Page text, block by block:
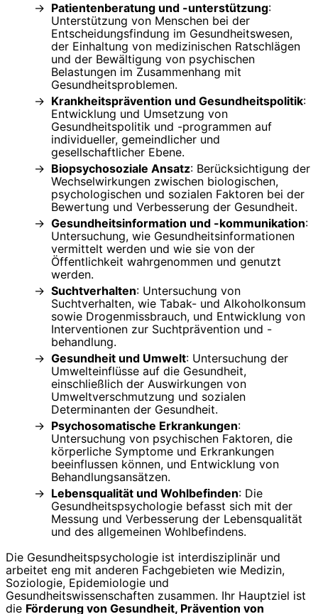
Patientenberatung und -unterstützung:
Unterstützung von Menschen bei der
Entscheidungsfindung im Gesundheitswesen,
der Einhaltung von medizinischen Ratschlägen
und der Bewältigung von psychischen
Belastungen im Zusammenhang mit
Gesundheitsproblemen.
Krankheitsprävention und Gesundheitspolitik:
Entwicklung und Umsetzung von
Gesundheitspolitik und -programmen auf
individueller, gemeindlicher und
gesellschaftlicher Ebene.
Biopsychosoziale Ansatz: Berücksichtigung der
Wechselwirkungen zwischen biologischen,
psychologischen und sozialen Faktoren bei der
Bewertung und Verbesserung der Gesundheit.
Gesundheitsinformation und -kommunikation:
Untersuchung, wie Gesundheitsinformationen
vermittelt werden und wie sie von der
Öffentlichkeit wahrgenommen und genutzt
werden.
Suchtverhalten: Untersuchung von
Suchtverhalten, wie Tabak- und Alkoholkonsum
sowie Drogenmissbrauch, und Entwicklung von
Interventionen zur Suchtprävention und -
behandlung.
Gesundheit und Umwelt: Untersuchung der
Umwelteinflüsse auf die Gesundheit,
einschließlich der Auswirkungen von
Umweltverschmutzung und sozialen
Determinanten der Gesundheit.
Psychosomatische Erkrankungen:
Untersuchung von psychischen Faktoren, die
körperliche Symptome und Erkrankungen
beeinflussen können, und Entwicklung von
Behandlungsansätzen.
Lebensqualität und Wohlbefinden: Die
Gesundheitspsychologie befasst sich mit der
Messung und Verbesserung der Lebensqualität
und des allgemeinen Wohlbefindens.
Die Gesundheitspsychologie ist interdisziplinär und
arbeitet eng mit anderen Fachgebieten wie Medizin,
Soziologie, Epidemiologie und
Gesundheitswissenschaften zusammen. Ihr Hauptziel ist
die Förderung von Gesundheit, Prävention von